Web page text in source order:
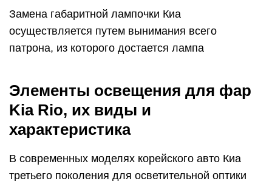
Замена габаритной лампочки Киа
осуществляется путем вынимания всего
патрона, из которого достается лампа
Элементы освещения для фар
Kia Rio, их виды и
характеристика
В современных моделях корейского авто Киа
третьего поколения для осветительной оптики